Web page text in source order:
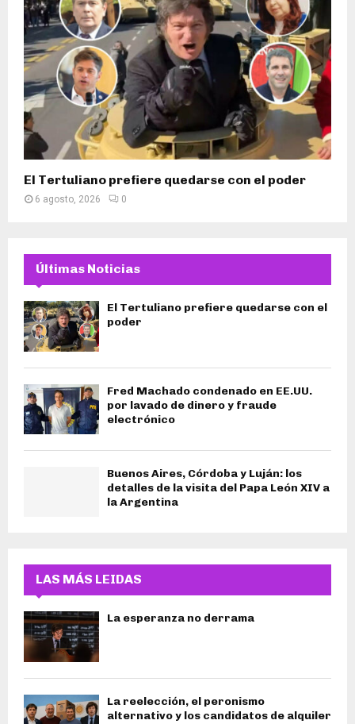
El Tertuliano prefiere quedarse con el poder
6 agosto, 2026 0
Últimas Noticias
El Tertuliano prefiere quedarse con el
poder
Fred Machado condenado en EE.UU.
por lavado de dinero y fraude
electrónico
Buenos Aires, Córdoba y Luján: los
detalles de la visita del Papa León XIV a
la Argentina
LAS MÁS LEIDAS
La esperanza no derrama
La reelección, el peronismo
alternativo y los candidatos de alquiler